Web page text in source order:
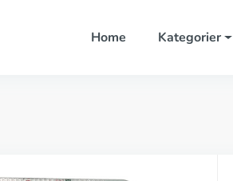
Home Kategorier